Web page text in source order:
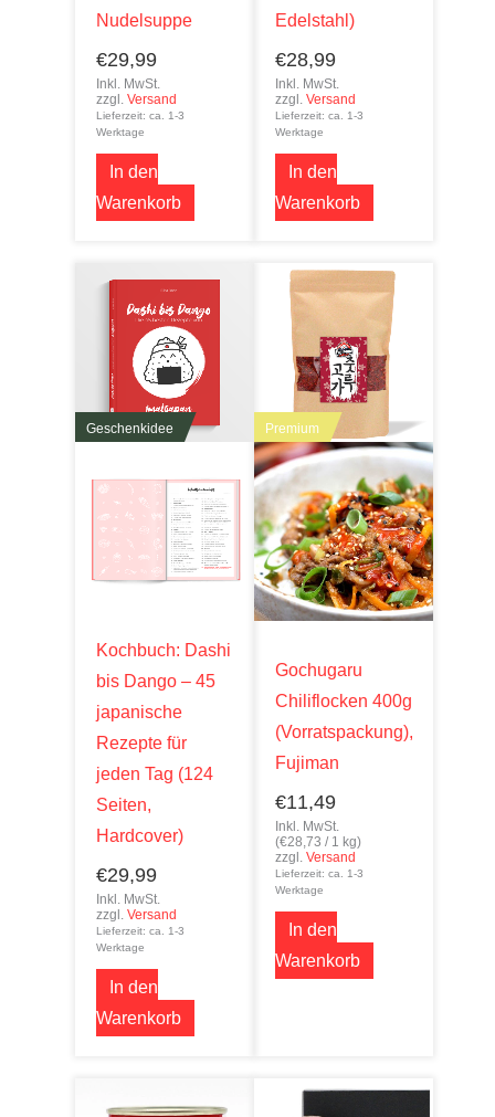
Nudelsuppe
€29,99
Inkl. MwSt.
zzgl.Versand
Lieferzeit: ca. 1-3
Werktage
In den
Warenkorb
Edelstahl)
€28,99
Inkl. MwSt.
zzgl.Versand
Lieferzeit: ca. 1-3
Werktage
In den
Warenkorb
Geschenkidee
Kochbuch: Dashi
bis Dango – 45
japanische
Rezepte für
jeden Tag (124
Seiten,
Hardcover)
€29,99
Inkl. MwSt.
zzgl.Versand
Lieferzeit: ca. 1-3
Werktage
In den
Warenkorb
Premium
Gochugaru
Chiliflocken 400g
(Vorratspackung),
Fujiman
€11,49
Inkl. MwSt.
(€28,73 / 1 kg)
zzgl. Versand
Lieferzeit: ca. 1-3
Werktage
In den
Warenkorb